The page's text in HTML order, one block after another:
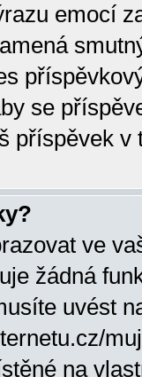
emocí
se
příspěvek v
ve
žádná
uvést
na